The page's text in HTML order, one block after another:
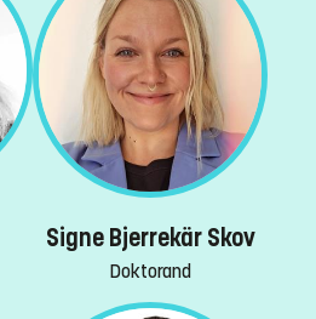
Signe Bjerrekär Skov
Doktorand